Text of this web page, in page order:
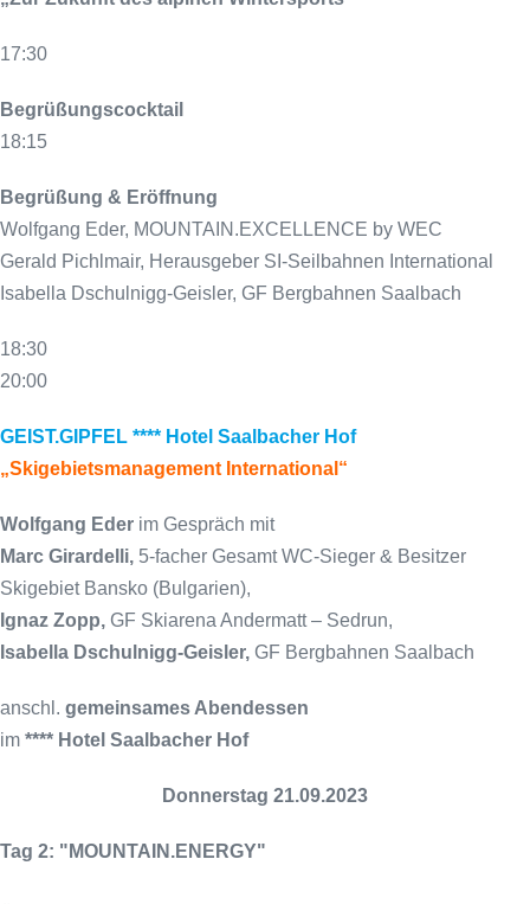
17:30
Begrüßungscocktail
18:15
Begrüßung & Eröffnung
Wolfgang Eder, MOUNTAIN.EXCELLENCE by WEC
Gerald Pichlmair, Herausgeber SI-Seilbahnen International
Isabella Dschulnigg-Geisler, GF Bergbahnen Saalbach
18:30
20:00
GEIST.GIPFEL **** Hotel Saalbacher Hof
„Skigebietsmanagement International“
Wolfgang Eder im Gespräch mit
Marc Girardelli, 5-facher Gesamt WC-Sieger & Besitzer
Skigebiet Bansko (Bulgarien),
Ignaz Zopp, GF Skiarena Andermatt – Sedrun,
Isabella Dschulnigg-Geisler, GF Bergbahnen Saalbach
anschl. gemeinsames Abendessen
im **** Hotel Saalbacher Hof
Donnerstag 21.09.2023
Tag 2: "MOUNTAIN.ENERGY"